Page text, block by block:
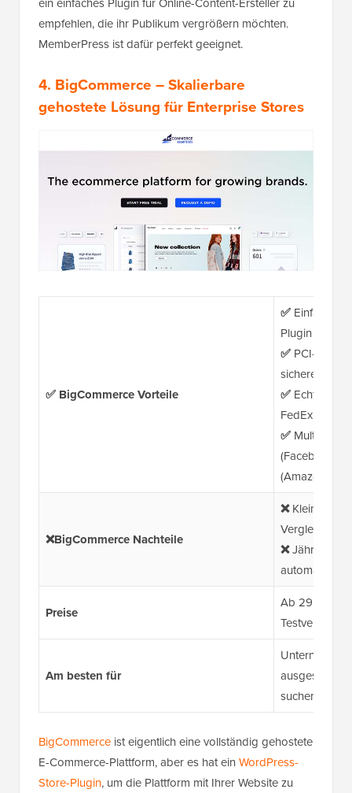
empfehlen, die ihr Publikum vergrößern möchten.
MemberPress ist dafür perfekt geeignet.
4. BigCommerce – Skalierbare
gehostete Lösung für Enterprise Stores
✅ BigCommerce Vorteile
✅Einfache
Plugin und
✅PCI-
sichere
✅Echtzeit-
FedEx
✅
(Facebook,
(Amazon)
❌BigCommerce Nachteile
❌Kleinere
Vergleich zu
❌Jährliche
Preise
Ab 29 $/
Testversion
Am besten für
suchen
BigCommerce ist eigentlich eine vollständig gehostete
E-Commerce-Plattform, aber es hat ein WordPress-
Store-Plugin, um die Plattform mit Ihrer Website zu